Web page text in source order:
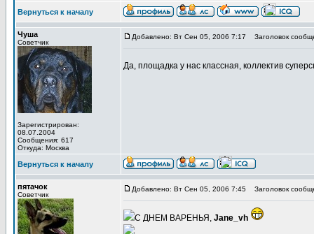
Вернуться к началу
Чуша
Советчик
Зарегистрирован:
08.07.2004
Сообщения: 617
Откуда: Москва
Добавлено: Вт Сен 05, 2006 7:17 Заголовок
Да, площадка у нас классная, коллектив
Вернуться к началу
пятачок
Советчик
Добавлено: Вт Сен 05, 2006 7:45 Заголовок
С ДНЕМ ВАРЕНЬЯ, Jane_vh